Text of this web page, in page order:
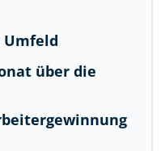
Umfeld
über die